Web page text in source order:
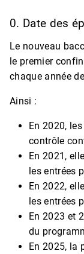
0. Date des
Le nouveau
le premier
chaque année
Ainsi :
En 2020,
contrôle
En 2021,
les entrées
En 2022,
les entrées
En 2023 et
du
En 2025, la